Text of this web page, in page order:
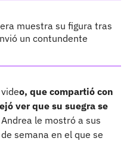
muestra su figura tras
un contundente
o, que compartió con
ver que su suegra se
le mostró a sus
semana en el que se